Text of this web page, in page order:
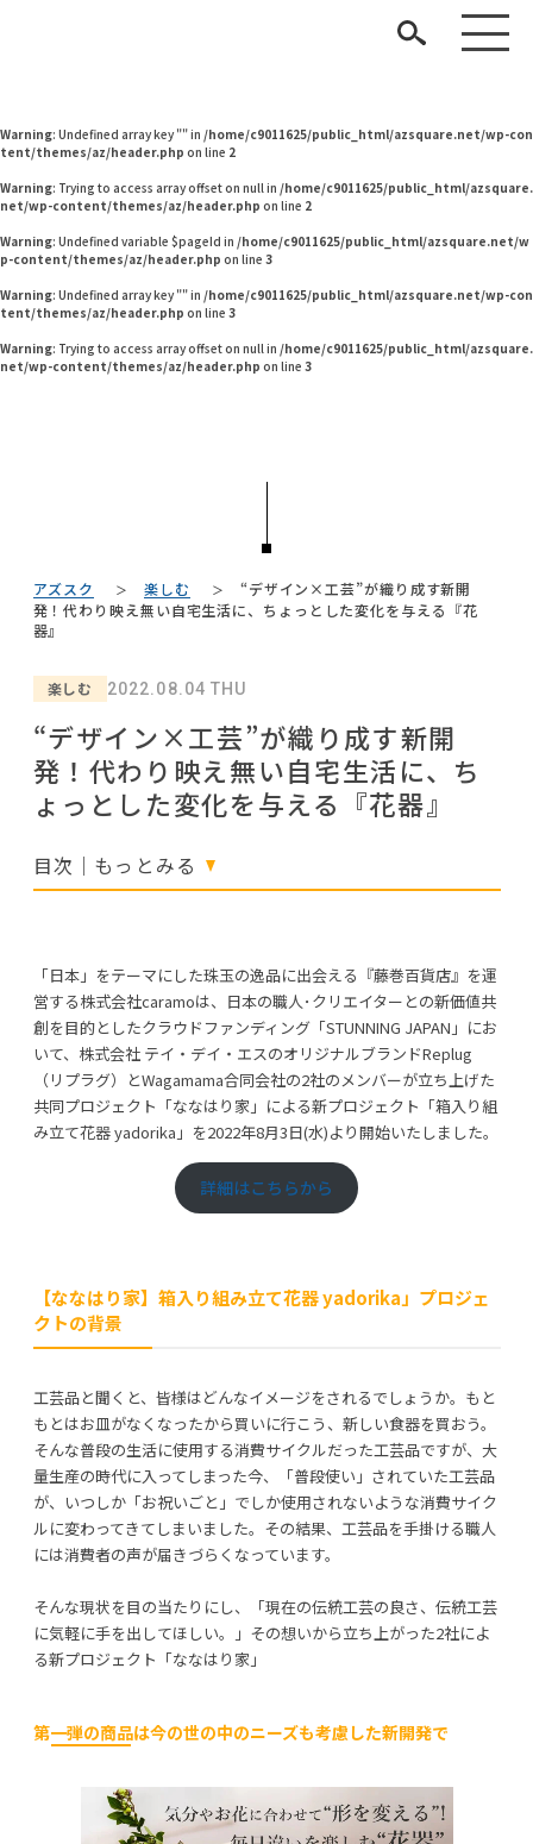
/home/c9011625/public_html/azsquare.net/w
Warning: Undefined array key "" in /home/c9011625/public_html/azsquare.net/wp-con
tent/themes/az/header.php on line 2
Warning: Trying to access array offset on null in /home/c9011625/public_html/azsquare.
net/wp-content/themes/az/header.php on line 2
Warning: Undefined variable $pageId in /home/c9011625/public_html/azsquare.net/w
p-content/themes/az/header.php on line 3
Warning: Undefined array key "" in /home/c9011625/public_html/azsquare.net/wp-con
tent/themes/az/header.php on line 3
Warning: Trying to access array offset on null in /home/c9011625/public_html/azsquare.
net/wp-content/themes/az/header.php on line 3
TAG LIST
#2022 春ドラマ
#ファニタメ #ACTUS#コメリ
#オフィスチェア
#大川家具
#DINOS CORPORATION
#2022 秋ドラマ
#インテリアコーディネート
#タンスのゲン#unico #関家具
#材木屋のおやじとせがれ#映画#MoMA#展示会
#ソファ#カリモク家具#田中みな実#フェリシモ
#良品計画#IKEA
利用規約 プライバシーポリシー
見つける
楽しむ
NEWS
ABOUT
COPYRIGHT © AZSQUARE. ALL RIGHTS RESERVED
アズスク 楽しむ
“デザイン×工芸”が織り成す新開
発！代わり映え無い自宅生活に、ちょっとした変化を与える『花
器』
楽しむ 2022.08.04 THU
“デザイン×工芸”が織り成す新開
発！代わり映え無い自宅生活に、ち
ょっとした変化を与える『花器』
目次｜もっとみる
「日本」をテーマにした珠玉の逸品に出会える『藤巻百貨店』を運
営する株式会社caramoは、日本の職人･クリエイターとの新価値共
創を目的としたクラウドファンディング「STUNNING JAPAN」にお
いて、株式会社 テイ・デイ・エスのオリジナルブランドReplug
（リプラグ）とWagamama合同会社の2社のメンバーが立ち上げた
共同プロジェクト「ななはり家」による新プロジェクト「箱入り組
み立て花器 yadorika」を2022年8月3日(水)より開始いたしました。
詳細はこちらから
【ななはり家】箱入り組み立て花器 yadorika」プロジェ
クトの背景
工芸品と聞くと、皆様はどんなイメージをされるでしょうか。もと
もとはお皿がなくなったから買いに行こう、新しい食器を買おう。
そんな普段の生活に使用する消費サイクルだった工芸品ですが、大
量生産の時代に入ってしまった今、「普段使い」されていた工芸品
が、いつしか「お祝いごと」でしか使用されないような消費サイク
ルに変わってきてしまいました。その結果、工芸品を手掛ける職人
には消費者の声が届きづらくなっています。
そんな現状を目の当たりにし、「現在の伝統工芸の良さ、伝統工芸
に気軽に手を出してほしい。」その想いから立ち上がった2社によ
る新プロジェクト「ななはり家」
第一弾の商品は今の世の中のニーズも考慮した新開発で